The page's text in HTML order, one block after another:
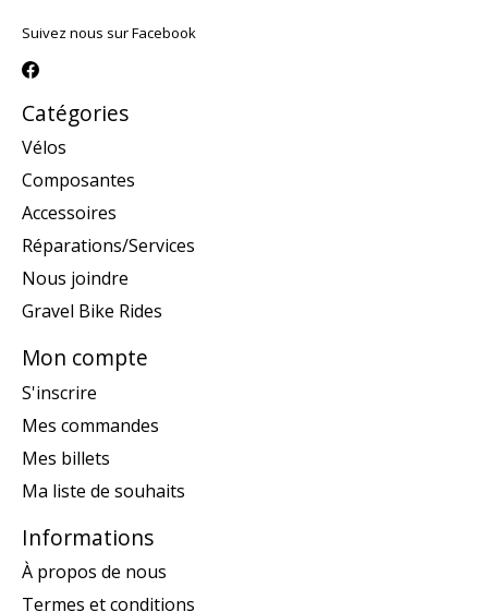
Suivez nous sur Facebook
Catégories
Vélos
Composantes
Accessoires
Réparations/Services
Nous joindre
Gravel Bike Rides
Mon compte
S'inscrire
Mes commandes
Mes billets
Ma liste de souhaits
Informations
À propos de nous
Termes et conditions